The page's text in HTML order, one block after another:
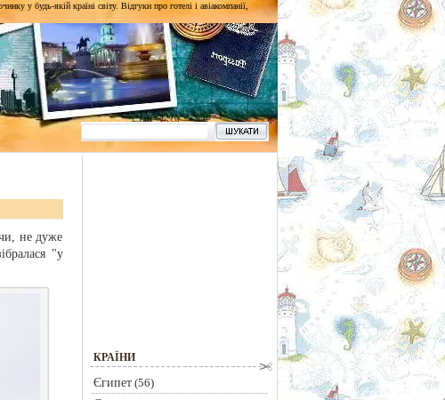
у будь-якій країні світу. Відгуки про готелі і авіакомпанії,
не дуже
"у
КРАЇНИ
Єгипет(56)